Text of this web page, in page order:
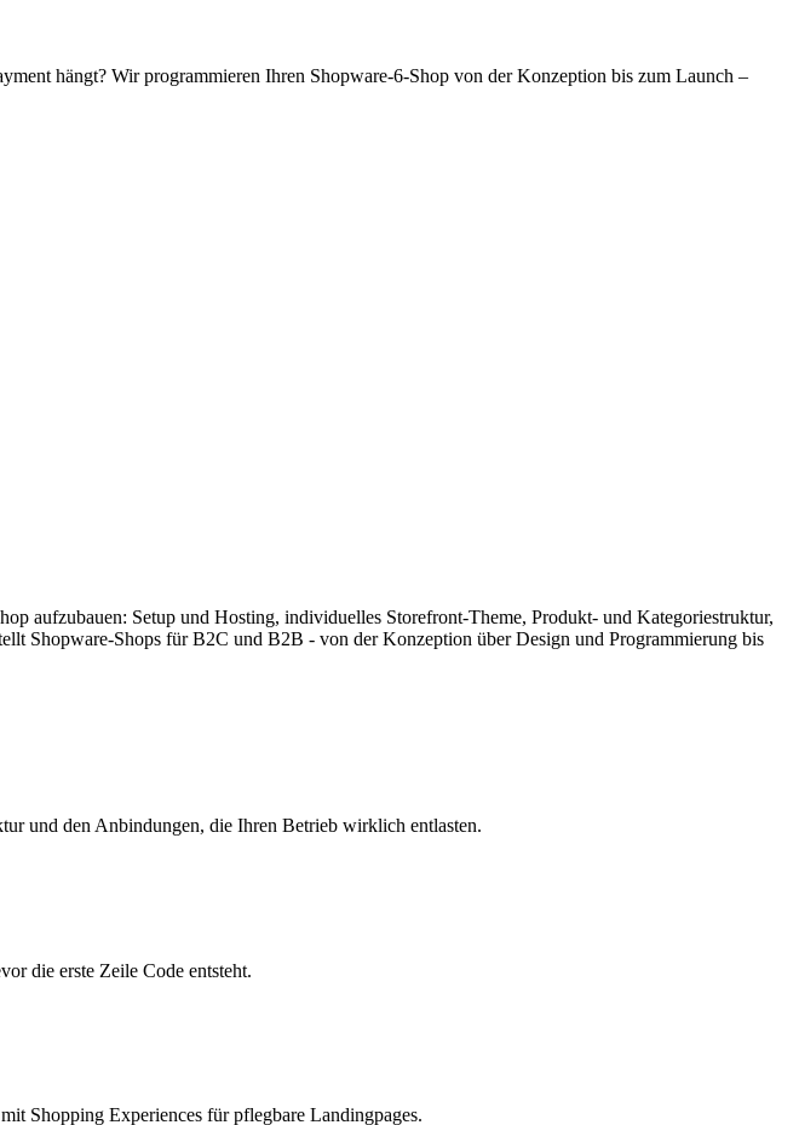
hängt? Wir programmieren Ihren Shopware-6-Shop von der Konzeption bis zum Launch –
aufzubauen: Setup und Hosting, individuelles Storefront-Theme, Produkt- und Kategoriestruktur,
Shopware-Shops für B2C und B2B - von der Konzeption über Design und Programmierung bis
und den Anbindungen, die Ihren Betrieb wirklich entlasten.
die erste Zeile Code entsteht.
Shopping Experiences für pflegbare Landingpages.